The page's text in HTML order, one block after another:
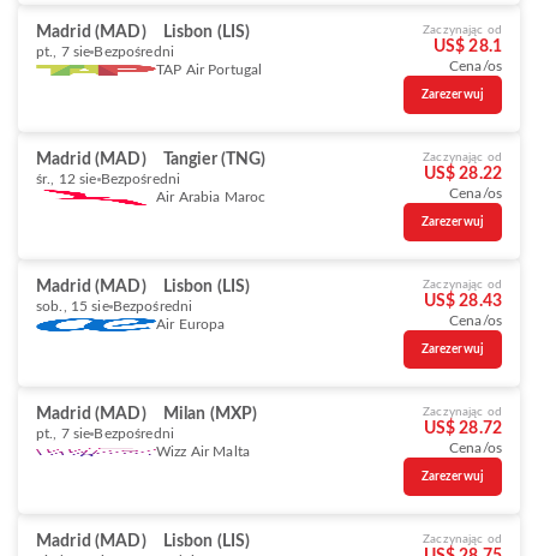
Madrid (MAD) Lisbon (LIS)
pt., 7 sie Bezpośredni
TAP Air Portugal
Zaczynając od
US$ 28.1
Cena/os
Zarezerwuj
Madrid (MAD) Tangier (TNG)
śr., 12 sie Bezpośredni
Air Arabia Maroc
Zaczynając od
US$ 28.22
Cena/os
Zarezerwuj
Madrid (MAD) Lisbon (LIS)
sob., 15 sie Bezpośredni
Air Europa
Zaczynając od
US$ 28.43
Cena/os
Zarezerwuj
Madrid (MAD) Milan (MXP)
pt., 7 sie Bezpośredni
Wizz Air Malta
Zaczynając od
US$ 28.72
Cena/os
Zarezerwuj
Madrid (MAD) Lisbon (LIS) Zaczynając od